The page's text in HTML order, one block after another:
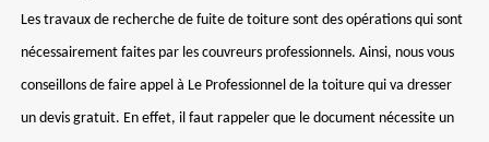
Les travaux de recherche de fuite de toiture sont des opérations qui sont
nécessairement faites par les couvreurs professionnels. Ainsi, nous vous
conseillons de faire appel à Le Professionnel de la toiture qui va dresser
un devis gratuit. En effet, il faut rappeler que le document nécessite un